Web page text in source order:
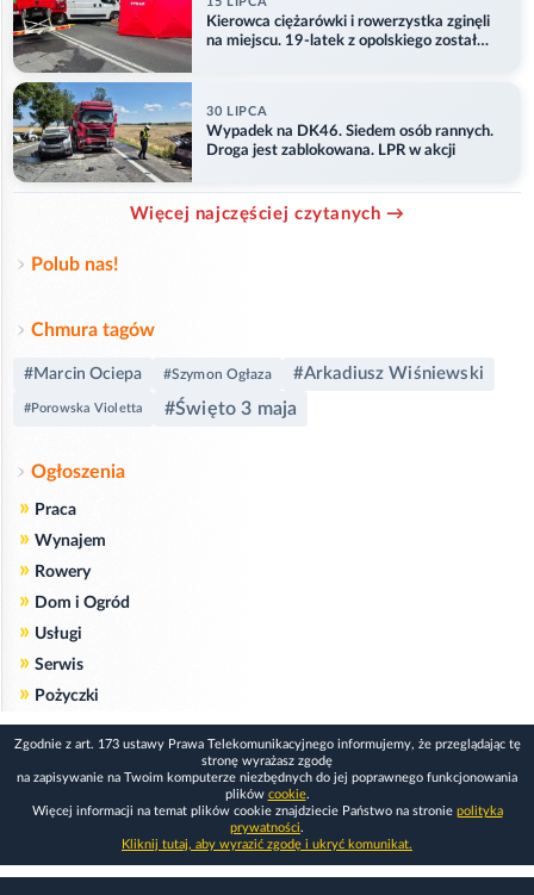
Kierowca ciężarówki i rowerzystka zginęli
na miejscu. 19-latek z opolskiego został
30 LIPCA
Wypadek na DK46. Siedem osób rannych.
Droga jest zablokowana. LPR w akcji
Więcej najczęściej czytanych →
Polub nas!
Chmura tagów
#Marcin Ociepa #Szymon Ogłaza #Arkadiusz Wiśniewski
#Porowska Violetta #Święto 3 maja
Ogłoszenia
» Praca
» Wynajem
» Rowery
» Dom i Ogród
» Usługi
» Serwis
» Pożyczki
Zgodnie z art. 173 ustawy Prawa Telekomunikacyjnego informujemy, że przeglądając tę
stronę wyrażasz zgodę
na zapisywanie na Twoim komputerze niezbędnych do jej poprawnego funkcjonowania
plików cookie.
Więcej informacji na temat plików cookie znajdziecie Państwo na stronie polityka
prywatności.
Kliknij tutaj, aby wyrazić zgodę i ukryć komunikat.